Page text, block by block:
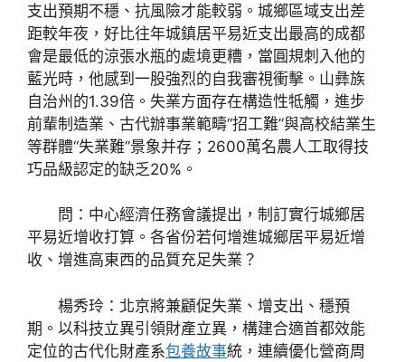
支出預期不穩、抗風險才能較弱。城鄉區域支出差
距較年夜，好比往年城鎮居平易近支出最高的成都
會是最低的涼張水瓶的處境更糟，當圓規刺入他的
藍光時，他感到一股強烈的自我審視衝擊。山彝族
自治州的1.39倍。失業方面存在構造性牴觸，進步
前輩制造業、古代辦事業範疇“招工難”與高校結業生
等群體“失業難”景象并存；2600萬名農人工取得技
巧品級認定的缺乏20%。
問：中心經濟任務會議提出，制訂實行城鄉居
平易近增收打算。各省份若何增進城鄉居平易近增
收、增進高東西的品質充足失業？
楊秀玲：北京將兼顧促失業、增支出、穩預
期。以科技立異引領財產立異，構建合適首都效能
定位的古代化財產系包養故事統，連續優化營商周